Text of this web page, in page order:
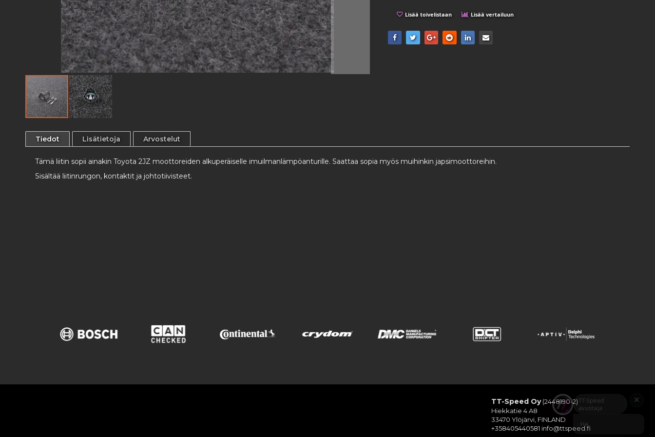
to
the
Lisää toivelistaan Lisää vertailuun
Tiedot
Tämä liitin sopii ainakin Toyota 2JZ moottoreiden alkuperäiselle imuilmanlämpöanturille. Saattaa sopia myös muihinkin japsimoottoreihin.
Sisältää liitinrungon, kontaktit ja johtotiivisteet.
Lisätietoja Arvostelut
TT-Speed Oy(2448190-2)
Hiekkatie 4 A8
33470 Ylöjärvi, FINLAND
+358405440581 info@ttspeed.fi
TT-Speed avustaja
Hei! Voin auttaa etsimään TT-Spe
×